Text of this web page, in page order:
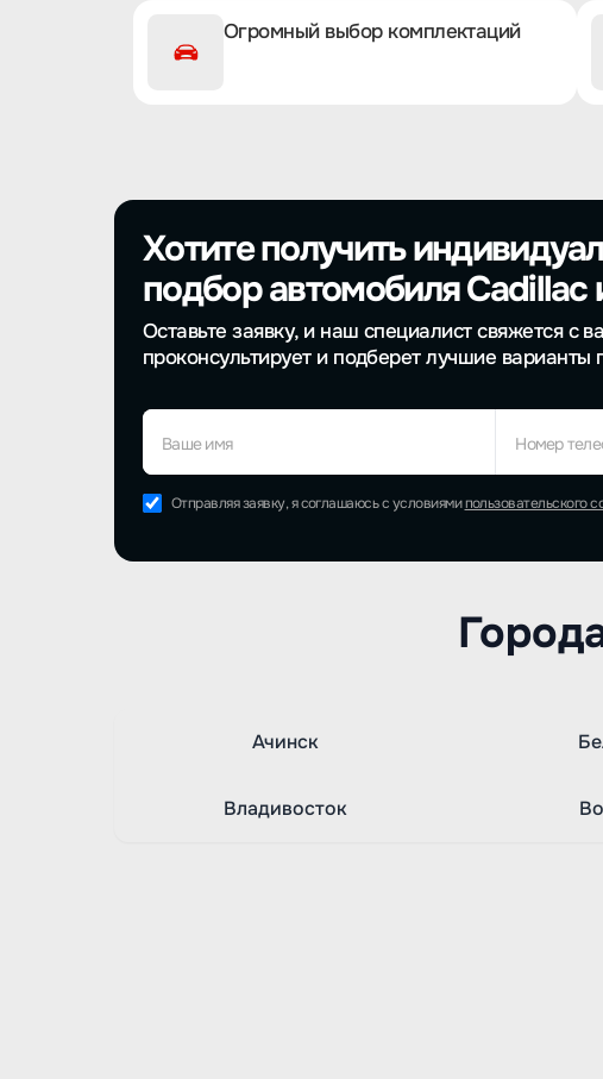
Огромный выбор комплектаций
Хотите получить
подбор автомобиля Cadillac
Оставьте заявку, и наш специалист свяжется с
проконсультирует и подберет лучшие
Ваше имя Номер
Отправляя заявку, я соглашаюсь с условиямипользовательского
Ачинск
Владивосток